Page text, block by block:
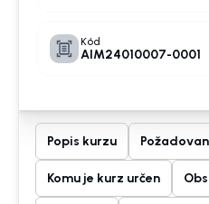
Kód
AIM24010007-0001
Popis kurzu
Komu je kurz určen